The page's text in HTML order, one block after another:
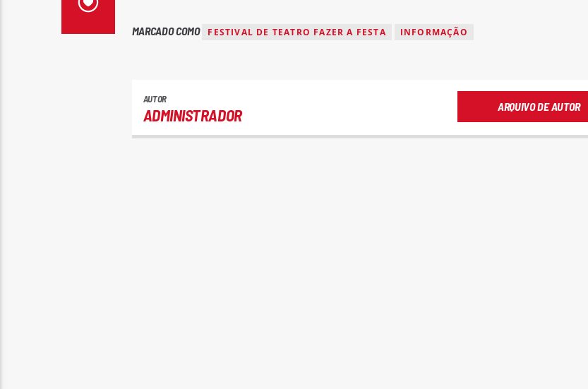
MARCADO COMO FESTIVAL DE TEATRO FAZER A FESTA INFORMAÇÃO
AUTOR
ADMINISTRADOR ARQUIVO DE AUTOR